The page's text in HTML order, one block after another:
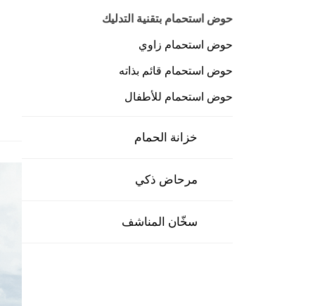
حوض استحمام بتقنية التدليك
حوض استحمام زاوي
حوض استحمام قائم بذاته
حوض استحمام للأطفال
خزانة الحمام
مرحاض ذكي
سخّان المناشف